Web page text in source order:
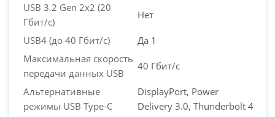
USB 3.2 Gen 2x2 (20
Гбит/с)
Нет
USB4 (до 40 Гбит/с)
Да 1
Максимальная скорость
передачи данных USB
40 Гбит/с
Альтернативные
режимы USB Type-C
DisplayPort, Power
Delivery 3.0, Thunderbolt 4